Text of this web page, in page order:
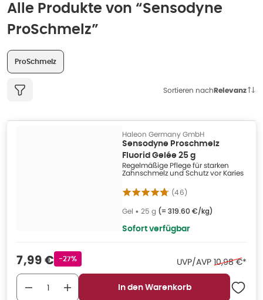
Alle Produkte von “Sensodyne
ProSchmelz”
ProSchmelz
Sortieren nachRelevanz
Haleon Germany GmbH
Sensodyne Proschmelz
Fluorid Gelée 25 g
Regelmäßige Pflege für starken
Zahnschmelz und Schutz vor Karies
(46)
Gel • 25 g (= 319.60 €/kg)
Sofort verfügbar
Verkaufspreis
7,99 €Rabattstempel
-27% UVP/AVP Ehemaliger
10,98 €*
In den Warenkorb